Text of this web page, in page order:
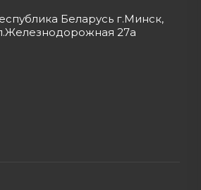
Беларусь г.Минск,
27а